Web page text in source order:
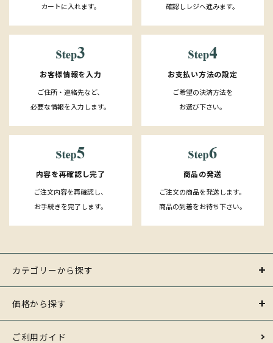
カートに入れます。
確認しレジへ進みます。
お客様情報を入力
ご住所・連絡先など、
必要な情報を入力します。
お支払い方法の設定
ご希望の決済方法を
お選び下さい。
内容を再確認し完了
ご注文内容を再確認し、
お手続きを完了します。
商品の発送
ご注文の商品を発送します。
商品の到着をお待ち下さい。
カテゴリーから探す
価格から探す
ご利用ガイド